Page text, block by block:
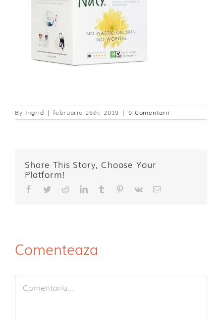
By Ingrid | februarie 26th, 2019 | 0 Comentarii
Share This Story, Choose Your
Platform!
Facebook
TwitterRedditLinkedIn
TumblrPinterest
Vk
E-
Comenteaza
Comment